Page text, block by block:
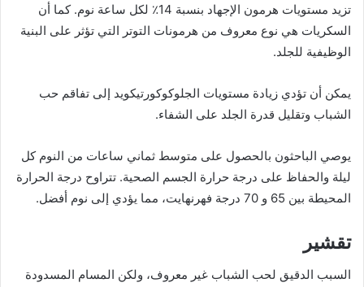
تزيد مستويات هرمون الإجهاد بنسبة 14٪ لكل ساعة نوم. كما أن
السكريات هي نوع معروف من هرمونات التوتر التي تؤثر على البنية
الوظيفية للجلد.
يمكن أن تؤدي زيادة مستويات الجلوكوكورتيكويد إلى تفاقم حب
الشباب وتقليل قدرة الجلد على الشفاء.
يوصي الباحثون بالحصول على متوسط ثماني ساعات من النوم كل
ليلة والحفاظ على درجة حرارة الجسم الصحية. تتراوح درجة الحرارة
المحيطة بين 65 و 70 درجة فهرنهايت، مما يؤدي إلى نوم أفضل.
تقشير
السبب الدقيق لحب الشباب غير معروف، ولكن المسام المسدودة